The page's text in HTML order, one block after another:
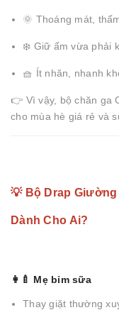
🌞 Thoáng mát,
❄️ Giữ ấm vừa phải
🧺 Ít nhăn, nhanh
👉 Vì vậy, bộ chăn ga
cho mùa hè giá rẻ và
💡 Bộ Drap
Dành Cho Ai?
👩‍🍼 Mẹ bỉm sữa
Thay giặt thường